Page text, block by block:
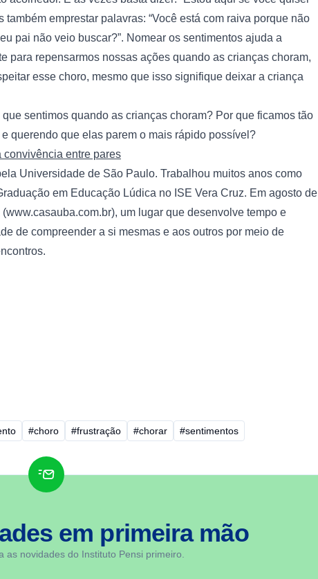
emprestar palavras: “Você está com raiva porque não
pai não veio buscar?”. Nomear os sentimentos ajuda a
para repensarmos nossas ações quando as crianças choram,
esse choro, mesmo que isso signifique deixar a criança
sentimos quando as crianças choram? Por que ficamos tão
querendo que elas parem o mais rápido possível?
convivência entre pares
Universidade de São Paulo. Trabalhou muitos anos como
em Educação Lúdica no ISE Vera Cruz. Em agosto de
(www.casauba.com.br), um lugar que desenvolve tempo e
de compreender a si mesmas e aos outros por meio de
#choro #frustração #chorar #sentimentos
em primeira mão
as novidades do Instituto Pensi primeiro.